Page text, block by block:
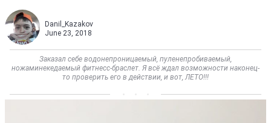
Danil_Kazakov
June 23, 2018
Заказал себе водонепроницаемый, пуленепробиваемый,
ножаминекедаемый фитнесс-браслет. Я всё ждал возможности наконец-
то проверить его в действии, и вот, ЛЕТО!!!